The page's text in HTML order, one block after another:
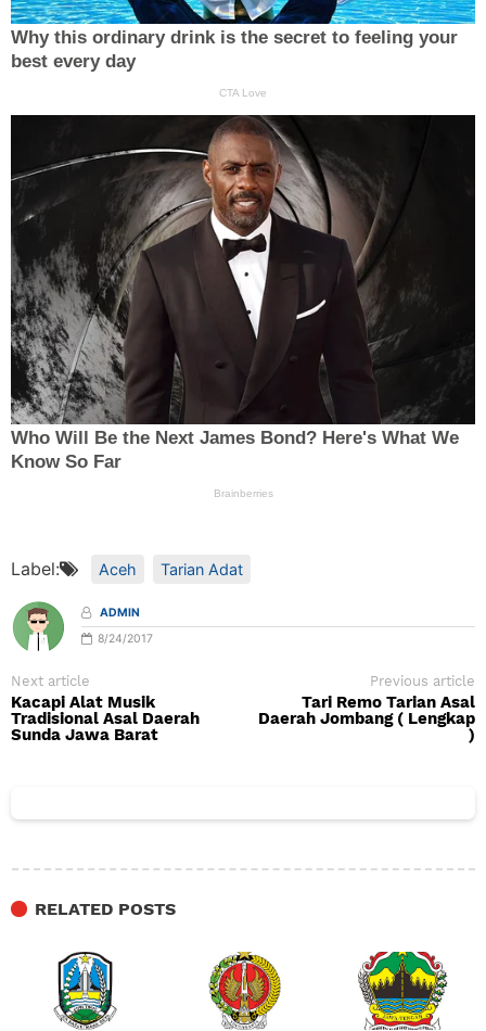
Label: Aceh Tarian Adat
ADMIN
8/24/2017
Next article
Kacapi Alat Musik
Tradisional Asal Daerah
Sunda Jawa Barat
Previous article
Tari Remo Tarian Asal
Daerah Jombang ( Lengkap
)
RELATED POSTS